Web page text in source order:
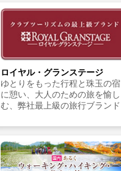
ロイヤル・グランステージ
ゆとりをもった行程と珠玉の宿
に憩い、大人のための旅を愉し
む、弊社最上級の旅行ブランド